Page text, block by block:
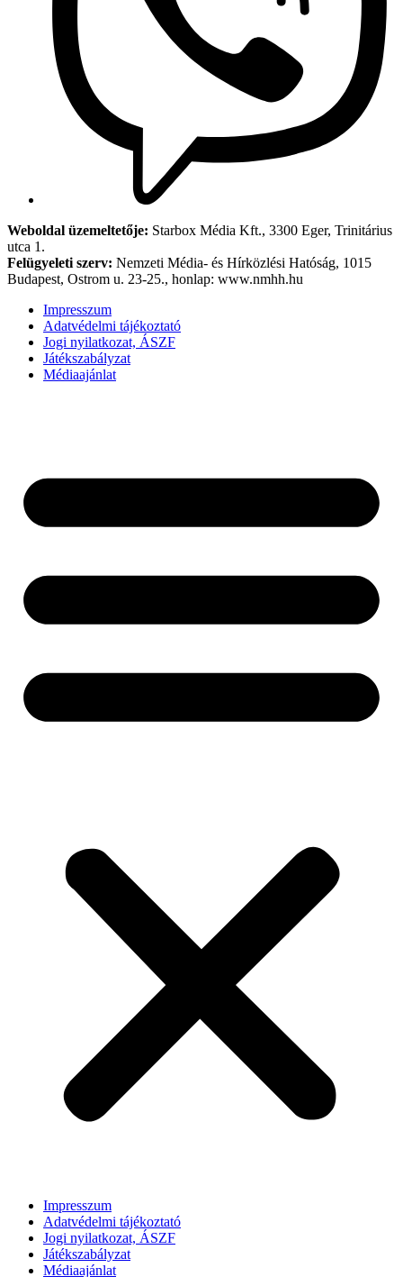
Weboldal üzemeltetője: Starbox Média Kft., 3300 Eger, Trinitárius
utca 1.
Felügyeleti szerv: Nemzeti Média- és Hírközlési Hatóság, 1015
Budapest, Ostrom u. 23-25., honlap: www.nmhh.hu
Impresszum
Adatvédelmi tájékoztató
Jogi nyilatkozat, ÁSZF
Játékszabályzat
Médiaajánlat
Impresszum
Adatvédelmi tájékoztató
Jogi nyilatkozat, ÁSZF
Játékszabályzat
Médiaajánlat